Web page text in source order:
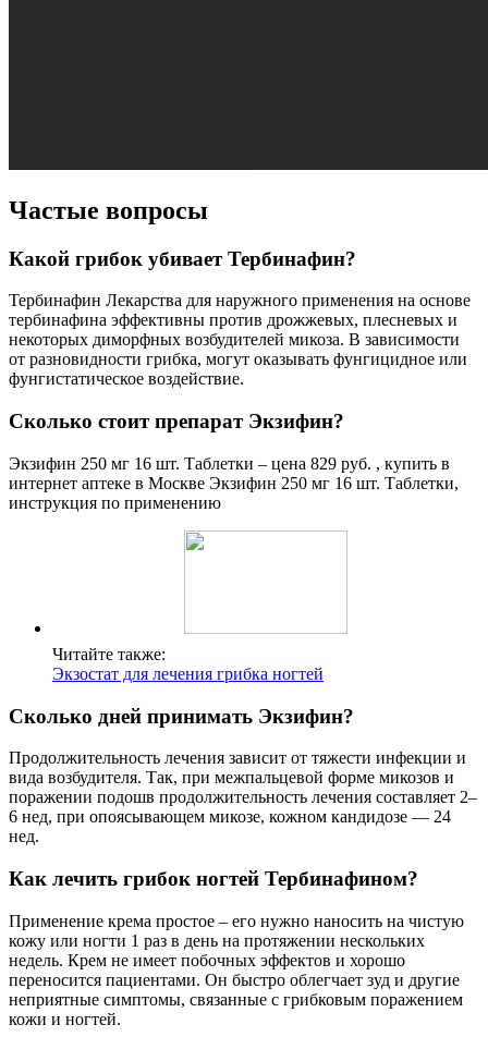
Частые вопросы
Какой грибок убивает Тербинафин?
Тербинафин Лекарства для наружного применения на основе
тербинафина эффективны против дрожжевых, плесневых и
некоторых диморфных возбудителей микоза. В зависимости
от разновидности грибка, могут оказывать фунгицидное или
фунгистатическое воздействие.
Сколько стоит препарат Экзифин?
Экзифин 250 мг 16 шт. Таблетки – цена 829 руб. , купить в
интернет аптеке в Москве Экзифин 250 мг 16 шт. Таблетки,
инструкция по применению
Читайте также:
Экзостат для лечения грибка ногтей
Сколько дней принимать Экзифин?
Продолжительность лечения зависит от тяжести инфекции и
вида возбудителя. Так, при межпальцевой форме микозов и
поражении подошв продолжительность лечения составляет 2–
6 нед, при опоясывающем микозе, кожном кандидозе — 24
нед.
Как лечить грибок ногтей Тербинафином?
Применение крема простое – его нужно наносить на чистую
кожу или ногти 1 раз в день на протяжении нескольких
недель. Крем не имеет побочных эффектов и хорошо
переносится пациентами. Он быстро облегчает зуд и другие
неприятные симптомы, связанные с грибковым поражением
кожи и ногтей.